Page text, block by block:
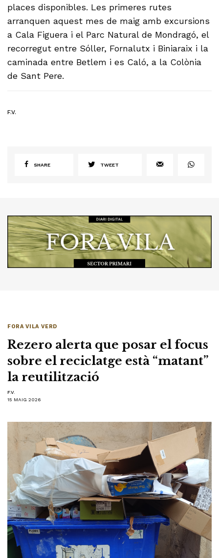
places disponibles. Les primeres rutes
arranquen aquest mes de maig amb excursions
a Cala Figuera i el Parc Natural de Mondragó, el
recorregut entre Sóller, Fornalutx i Biniaraix i la
caminada entre Betlem i es Caló, a la Colònia
de Sant Pere.
F.V.
SHARE TWEET
FORA VILA VERD
Rezero alerta que posar el focus
sobre el reciclatge està “matant”
la reutilització
F.V.
15 MAIG 2026